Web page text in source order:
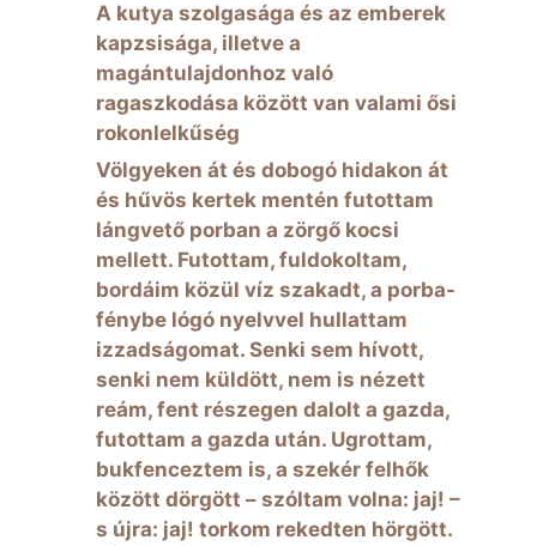
A kutya szolgasága és az emberek
kapzsisága, illetve a
magántulajdonhoz való
ragaszkodása között van valami ősi
rokonlelkűség
Völgyeken át és dobogó hidakon át
és hűvös kertek mentén futottam
lángvető porban a zörgő kocsi
mellett. Futottam, fuldokoltam,
bordáim közül víz szakadt, a porba-
fénybe lógó nyelvvel hullattam
izzadságomat. Senki sem hívott,
senki nem küldött, nem is nézett
reám, fent részegen dalolt a gazda,
futottam a gazda után. Ugrottam,
bukfenceztem is, a szekér felhők
között dörgött – szóltam volna: jaj! –
s újra: jaj! torkom rekedten hörgött.